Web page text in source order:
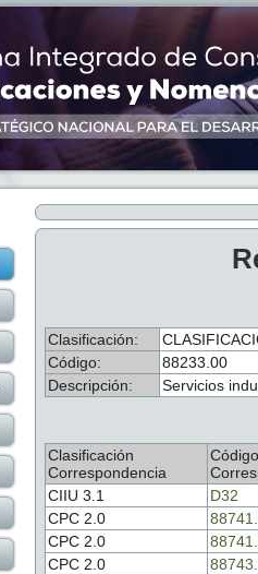
Clasificación:
Código:
88233.00
Descripción:
Servicios
Clasificación
Correspondencia
Código
CIIU 3.1
D32
CPC 2.0
CPC 2.0
CPC 2.0